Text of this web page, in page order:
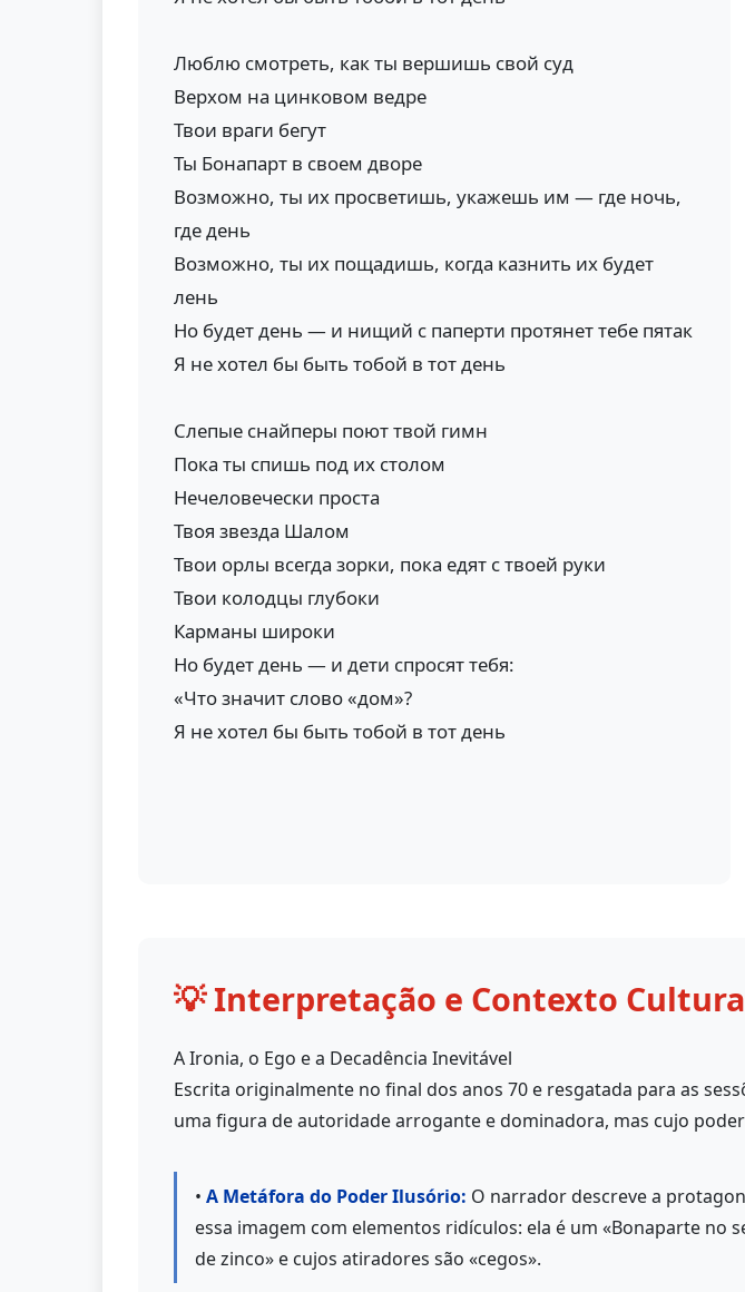
Люблю смотреть, как ты вершишь свой суд
Верхом на цинковом ведре
Твои враги бегут
Ты Бонапарт в своем дворе
Возможно, ты их просветишь, укажешь им — где ночь,
где день
Возможно, ты их пощадишь, когда казнить их будет
лень
Но будет день — и нищий с паперти протянет тебе пятак
Я не хотел бы быть тобой в тот день
Слепые снайперы поют твой гимн
Пока ты спишь под их столом
Нечеловечески проста
Твоя звезда Шалом
Твои орлы всегда зорки, пока едят с твоей руки
Твои колодцы глубоки
Карманы широки
Но будет день — и дети спросят тебя:
«Что значит слово «дом»?
Я не хотел бы быть тобой в тот день
💡 Interpretação e Contexto
A Ironia, o Ego e a Decadência Inevitável
Escrita originalmente no final dos anos 70 e resgatada para as
uma figura de autoridade arrogante e dominadora, mas cujo
• A Metáfora do Poder Ilusório: O narrador descreve a
essa imagem com elementos ridículos: ela é um «Bonaparte
de zinco» e cujos atiradores são «cegos».